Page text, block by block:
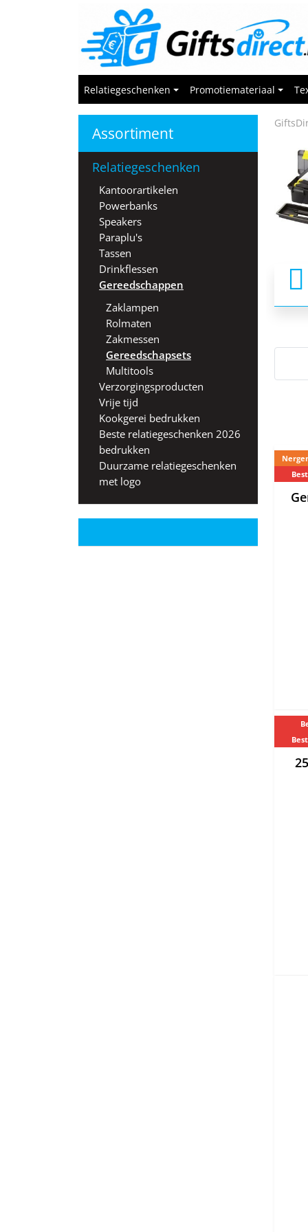
Relatiegeschenken Promotiemateriaal
Assortiment
Relatiegeschenken
Kantoorartikelen
Powerbanks
Speakers
Paraplu's
Tassen
Drinkflessen
Gereedschappen
Zaklampen
Rolmaten
Zakmessen
Gereedschapsets
Multitools
Verzorgingsproducten
Vrije tijd
Kookgerei bedrukken
Beste relatiegeschenken 2026
bedrukken
Duurzame relatiegeschenken
met logo